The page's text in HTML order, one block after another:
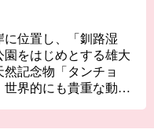
位置し、「釧路湿
をはじめとする雄大
記念物「タンチョ
界的にも貴重な動植